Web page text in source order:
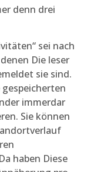
denn drei
sei nach
Die leser
sie sind.
immerdar
Sie können
haben Diese